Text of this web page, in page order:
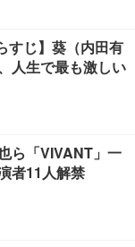
すじ】葵（内田有
人生で最も激しい
ら「VIVANT」一
者11人解禁